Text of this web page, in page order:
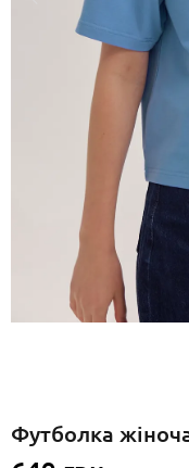
Футболка